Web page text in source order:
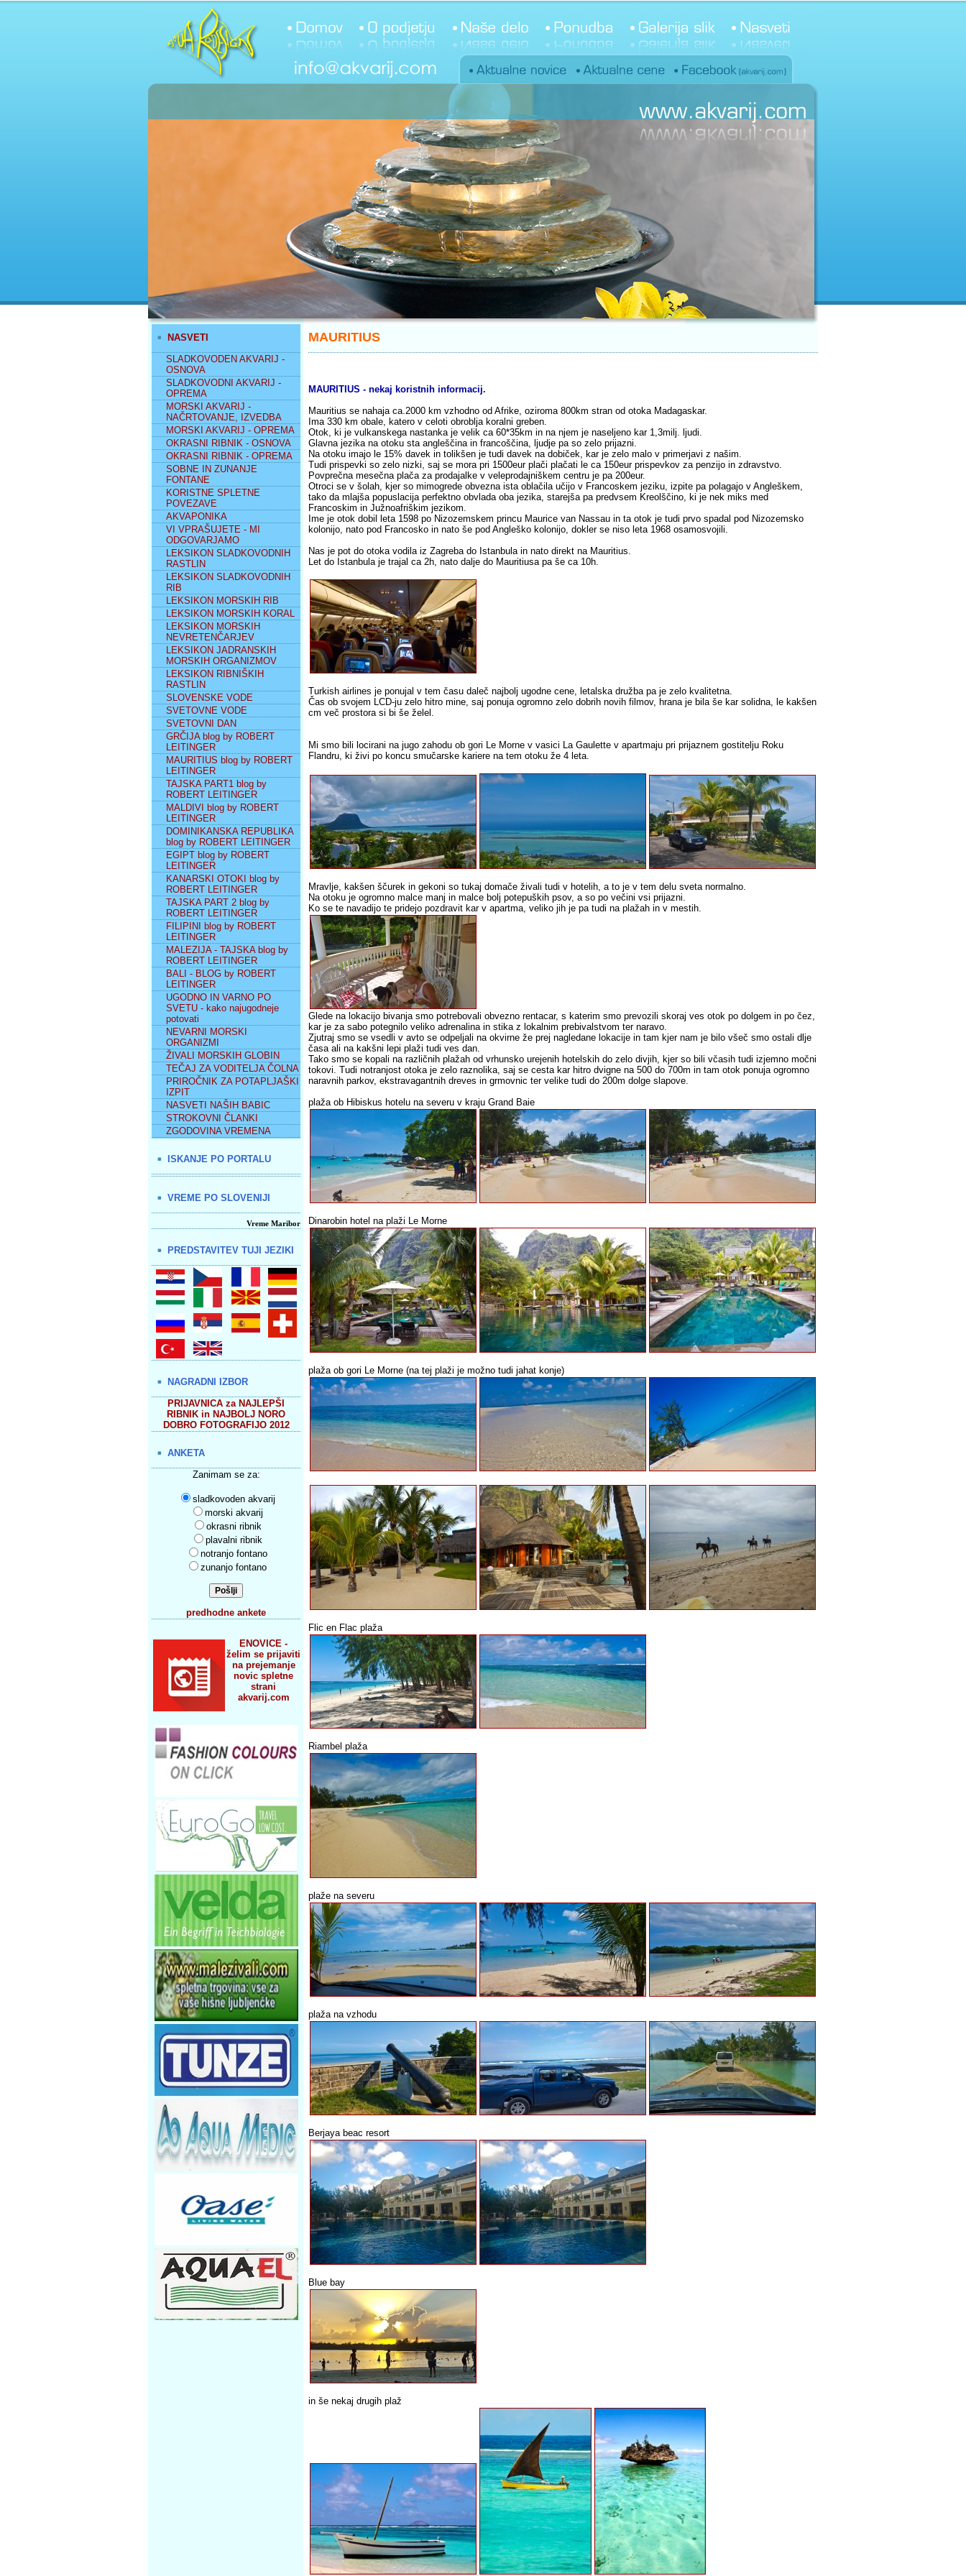
NASVETI
SLADKOVODEN AKVARIJ -
OSNOVA
SLADKOVODNI AKVARIJ -
OPREMA
MORSKI AKVARIJ -
NAČRTOVANJE, IZVEDBA
MORSKI AKVARIJ - OPREMA
OKRASNI RIBNIK - OSNOVA
OKRASNI RIBNIK - OPREMA
SOBNE IN ZUNANJE
FONTANE
KORISTNE SPLETNE
POVEZAVE
AKVAPONIKA
VI VPRAŠUJETE - MI
ODGOVARJAMO
LEKSIKON SLADKOVODNIH
RASTLIN
LEKSIKON SLADKOVODNIH
RIB
LEKSIKON MORSKIH RIB
LEKSIKON MORSKIH KORAL
LEKSIKON MORSKIH
NEVRETENČARJEV
LEKSIKON JADRANSKIH
MORSKIH ORGANIZMOV
LEKSIKON RIBNIŠKIH
RASTLIN
SLOVENSKE VODE
SVETOVNE VODE
SVETOVNI DAN
GRČIJA blog by ROBERT
LEITINGER
MAURITIUS blog by ROBERT
LEITINGER
TAJSKA PART1 blog by
ROBERT LEITINGER
MALDIVI blog by ROBERT
LEITINGER
DOMINIKANSKA REPUBLIKA
blog by ROBERT LEITINGER
EGIPT blog by ROBERT
LEITINGER
KANARSKI OTOKI blog by
ROBERT LEITINGER
TAJSKA PART 2 blog by
ROBERT LEITINGER
FILIPINI blog by ROBERT
LEITINGER
MALEZIJA - TAJSKA blog by
ROBERT LEITINGER
BALI - BLOG by ROBERT
LEITINGER
UGODNO IN VARNO PO
SVETU - kako najugodneje
potovati
NEVARNI MORSKI
ORGANIZMI
ŽIVALI MORSKIH GLOBIN
TEČAJ ZA VODITELJA ČOLNA
PRIROČNIK ZA POTAPLJAŠKI
IZPIT
NASVETI NAŠIH BABIC
STROKOVNI ČLANKI
ZGODOVINA VREMENA
ISKANJE PO PORTALU
VREME PO SLOVENIJI
Vreme Maribor
PREDSTAVITEV TUJI JEZIKI
NAGRADNI IZBOR
PRIJAVNICA za NAJLEPŠI
RIBNIK in NAJBOLJ NORO
DOBRO FOTOGRAFIJO 2012
ANKETA
Zanimam se za:
sladkovoden akvarij
morski akvarij
okrasni ribnik
plavalni ribnik
notranjo fontano
zunanjo fontano
predhodne ankete
ENOVICE -
želim se prijaviti
na prejemanje
novic spletne
strani
akvarij.com
MAURITIUS
MAURITIUS - nekaj koristnih informacij.
Mauritius se nahaja ca.2000 km vzhodno od Afrike, oziroma 800km stran od otoka Madagaskar.
Ima 330 km obale, katero v celoti obroblja koralni greben.
Otok, ki je vulkanskega nastanka je velik ca 60*35km in na njem je naseljeno kar 1,3milj. ljudi.
Glavna jezika na otoku sta angleščina in francoščina, ljudje pa so zelo prijazni.
Na otoku imajo le 15% davek in tolikšen je tudi davek na dobiček, kar je zelo malo v primerjavi z našim.
Tudi prispevki so zelo nizki, saj se mora pri 1500eur plači plačati le ca 150eur prispevkov za penzijo in zdravstvo.
Povprečna mesečna plača za prodajalke v veleprodajniškem centru je pa 200eur.
Otroci se v šolah, kjer so mimogrede obvezna ista oblačila učijo v Francoskem jeziku, izpite pa polagajo v Angleškem,
tako da mlajša popuslacija perfektno obvlada oba jezika, starejša pa predvsem Kreolščino, ki je nek miks med
Francoskim in Južnoafriškim jezikom.
Ime je otok dobil leta 1598 po Nizozemskem princu Maurice van Nassau in ta otok je tudi prvo spadal pod Nizozemsko
kolonijo, nato pod Francosko in nato še pod Angleško kolonijo, dokler se niso leta 1968 osamosvojili.
Nas je pot do otoka vodila iz Zagreba do Istanbula in nato direkt na Mauritius.
Let do Istanbula je trajal ca 2h, nato dalje do Mauritiusa pa še ca 10h.
Turkish airlines je ponujal v tem času daleč najbolj ugodne cene, letalska družba pa je zelo kvalitetna.
Čas ob svojem LCD-ju zelo hitro mine, saj ponuja ogromno zelo dobrih novih filmov, hrana je bila še kar solidna, le kakšen
cm več prostora si bi še želel.
Mi smo bili locirani na jugo zahodu ob gori Le Morne v vasici La Gaulette v apartmaju pri prijaznem gostitelju Roku
Flandru, ki živi po koncu smučarske kariere na tem otoku že 4 leta.
Mravlje, kakšen ščurek in gekoni so tukaj domače živali tudi v hotelih, a to je v tem delu sveta normalno.
Na otoku je ogromno malce manj in malce bolj potepuških psov, a so po večini vsi prijazni.
Ko se te navadijo te pridejo pozdravit kar v apartma, veliko jih je pa tudi na plažah in v mestih.
Glede na lokacijo bivanja smo potrebovali obvezno rentacar, s katerim smo prevozili skoraj ves otok po dolgem in po čez,
kar je za sabo potegnilo veliko adrenalina in stika z lokalnim prebivalstvom ter naravo.
Zjutraj smo se vsedli v avto se odpeljali na okvirne že prej nagledane lokacije in tam kjer nam je bilo všeč smo ostali dlje
časa ali na kakšni lepi plaži tudi ves dan.
Tako smo se kopali na različnih plažah od vrhunsko urejenih hotelskih do zelo divjih, kjer so bili včasih tudi izjemno močni
tokovi. Tudi notranjost otoka je zelo raznolika, saj se cesta kar hitro dvigne na 500 do 700m in tam otok ponuja ogromno
naravnih parkov, ekstravagantnih dreves in grmovnic ter velike tudi do 200m dolge slapove.
plaža ob Hibiskus hotelu na severu v kraju Grand Baie
Dinarobin hotel na plaži Le Morne
plaža ob gori Le Morne (na tej plaži je možno tudi jahat konje)
Flic en Flac plaža
Riambel plaža
plaže na severu
plaža na vzhodu
Berjaya beac resort
Blue bay
in še nekaj drugih plaž